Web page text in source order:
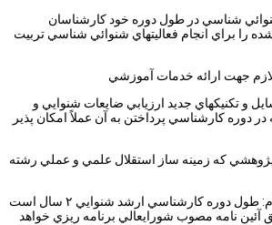
شناسي در طول دوره خود كارشناسان
را براي انجام فعاليتهاي شنوائي شناسي تربيت
جهت ارائه خدمات آموزشي
و تكنيكهاي جديد ارزيابي ضايعات شنوايي و
دوره كارشناسي پرداختن به آن عملاً امكان پذير
پژوهشي كه زمينه ساز استقلال علمي و عملي رشته
۲- طول دوره و شكل نظام: طول دوره كارشناسي ارشد شنوايي ۲ سال است
نامه مصوب شورايعالي برنامه ريزي خواهد